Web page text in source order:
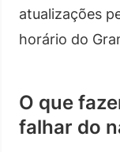
atualizações
horário do
O que
falhar do